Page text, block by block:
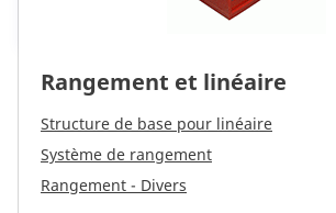
Rangement et linéaire
Structure de base pour linéaire
Système de rangement
Rangement - Divers